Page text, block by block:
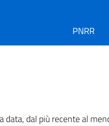
PNRR
data, dal più recente al